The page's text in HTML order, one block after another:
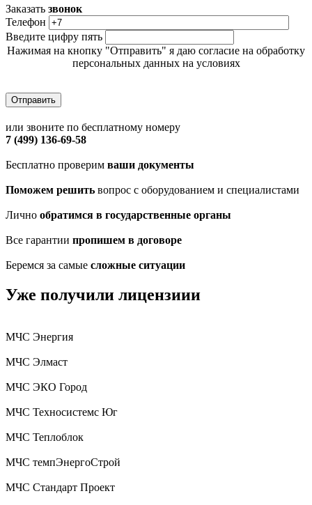
Заказать звонок
Телефон
Введите цифру пять
Нажимая на кнопку "Отправить" я даю согласие на обработку
персональных данных на условиях
или звоните по бесплатному номеру
7 (499) 136-69-58
Бесплатно проверим ваши документы
Поможем решить вопрос с оборудованием и специалистами
Лично обратимся в государственные органы
Все гарантии пропишем в договоре
Беремся за самые сложные ситуации
Уже получили лицензиии
МЧС Энергия
МЧС Элмаст
МЧС ЭКО Город
МЧС Техносистемс Юг
МЧС Теплоблок
МЧС темпЭнергоСтрой
МЧС Стандарт Проект